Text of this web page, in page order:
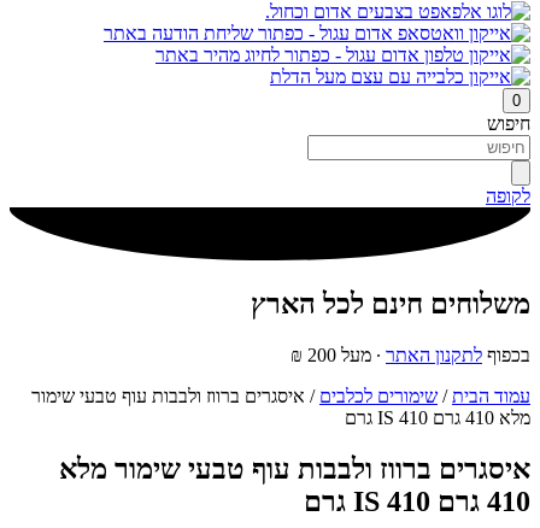
0
חיפוש
לקופה
משלוחים חינם לכל הארץ
בכפוף לתקנון האתר ∙ מעל 200 ₪
עמוד הבית/ שימורים לכלבים / איסגרים ברווז ולבבות עוף טבעי שימור
מלא 410 גרם IS 410 גרם
איסגרים ברווז ולבבות עוף טבעי שימור מלא
410 גרם IS 410 גרם